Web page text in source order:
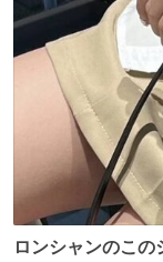
ロンシャンのこ